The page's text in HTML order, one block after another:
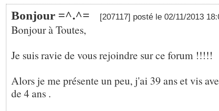
Bonjour =^.^= [207117] posté le 02/11/2013
Bonjour à Toutes,
Je suis ravie de vous rejoindre sur ce forum !!!!!
Alors je me présente un peu, j'ai 39 ans et vis
de 4 ans .